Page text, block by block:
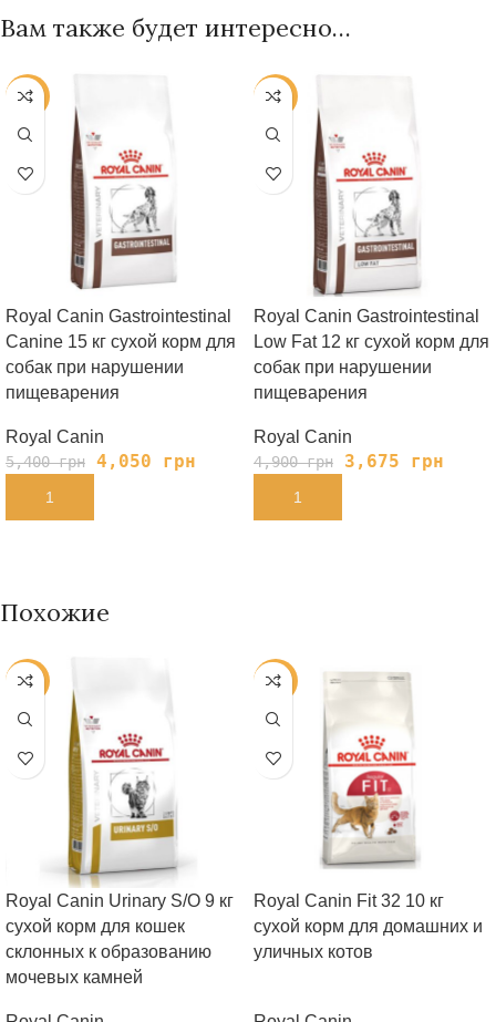
Вам также будет интересно…
-25%
Royal Canin Gastrointestinal
Canine 15 кг сухой корм для
собак при нарушении
пищеварения
Royal Canin
5,400грн 4,050 грн
В КОРЗИНУ
-25%
Royal Canin Gastrointestinal
Low Fat 12 кг сухой корм для
собак при нарушении
пищеварения
Royal Canin
4,900грн 3,675 грн
В КОРЗИНУ
Похожие
-25%
Royal Canin Urinary S/O 9 кг
сухой корм для кошек
склонных к образованию
мочевых камней
-25%
Royal Canin Fit 32 10 кг
сухой корм для домашних и
уличных котов